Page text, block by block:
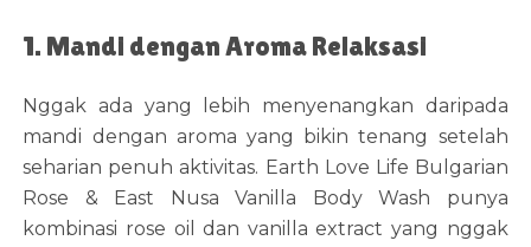
1. Mandi dengan Aroma Relaksasi
Nggak ada yang lebih menyenangkan daripada
mandi dengan aroma yang bikin tenang setelah
seharian penuh aktivitas. Earth Love Life Bulgarian
Rose & East Nusa Vanilla Body Wash punya
kombinasi rose oil dan vanilla extract yang nggak